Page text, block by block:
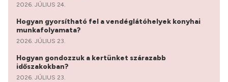
2026. JÚLIUS 24.
Hogyan gyorsítható fel a vendéglátóhelyek konyhai
munkafolyamata?
2026. JÚLIUS 23.
Hogyan gondozzuk a kertünket szárazabb
időszakokban?
2026. JÚLIUS 23.